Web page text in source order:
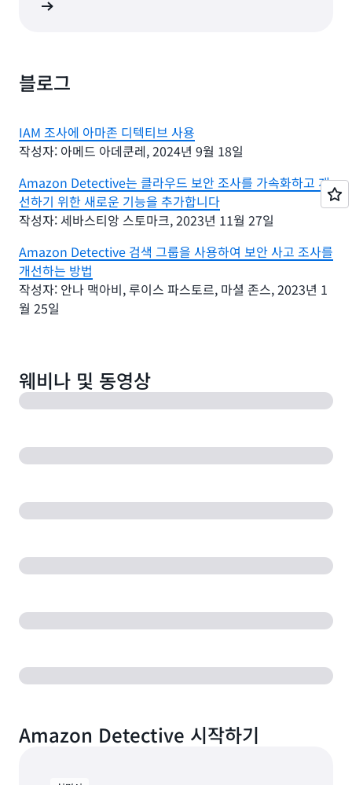
블로그
IAM 조사에 아마존 디텍티브 사용
작성자: 아메드 아데쿤레, 2024년 9월 18일
Amazon Detective는 클라우드 보안 조사를 가속화하고 개
선하기 위한 새로운 기능을 추가합니다
작성자: 세바스티앙 스토마크, 2023년 11월 27일
Amazon Detective 검색 그룹을 사용하여 보안 사고 조사를
개선하는 방법
작성자: 안나 맥아비, 루이스 파스토르, 마셜 존스, 2023년 1
월 25일
웨비나 및 동영상
Amazon Detective 시작하기